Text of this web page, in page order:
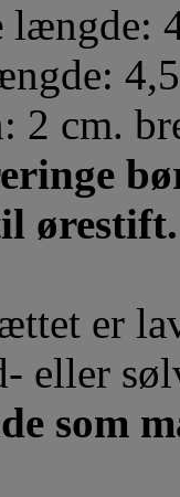
længde:
2 cm.
ørestift.
er
eller
som